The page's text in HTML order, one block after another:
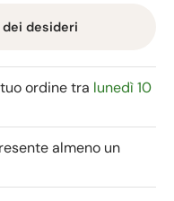
dei desideri
ordine tra lunedì 10
almeno un